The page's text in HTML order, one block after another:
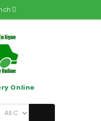
Online